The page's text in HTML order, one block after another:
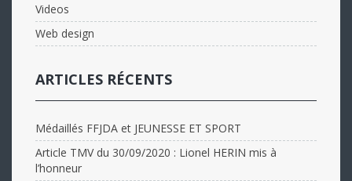
Videos
Web design
ARTICLES RÉCENTS
Médaillés FFJDA et JEUNESSE ET SPORT
Article TMV du 30/09/2020 : Lionel HERIN mis à
l’honneur